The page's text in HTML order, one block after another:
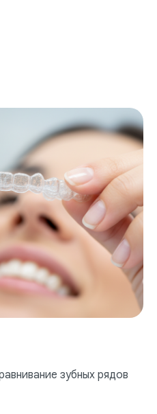
зубных рядов